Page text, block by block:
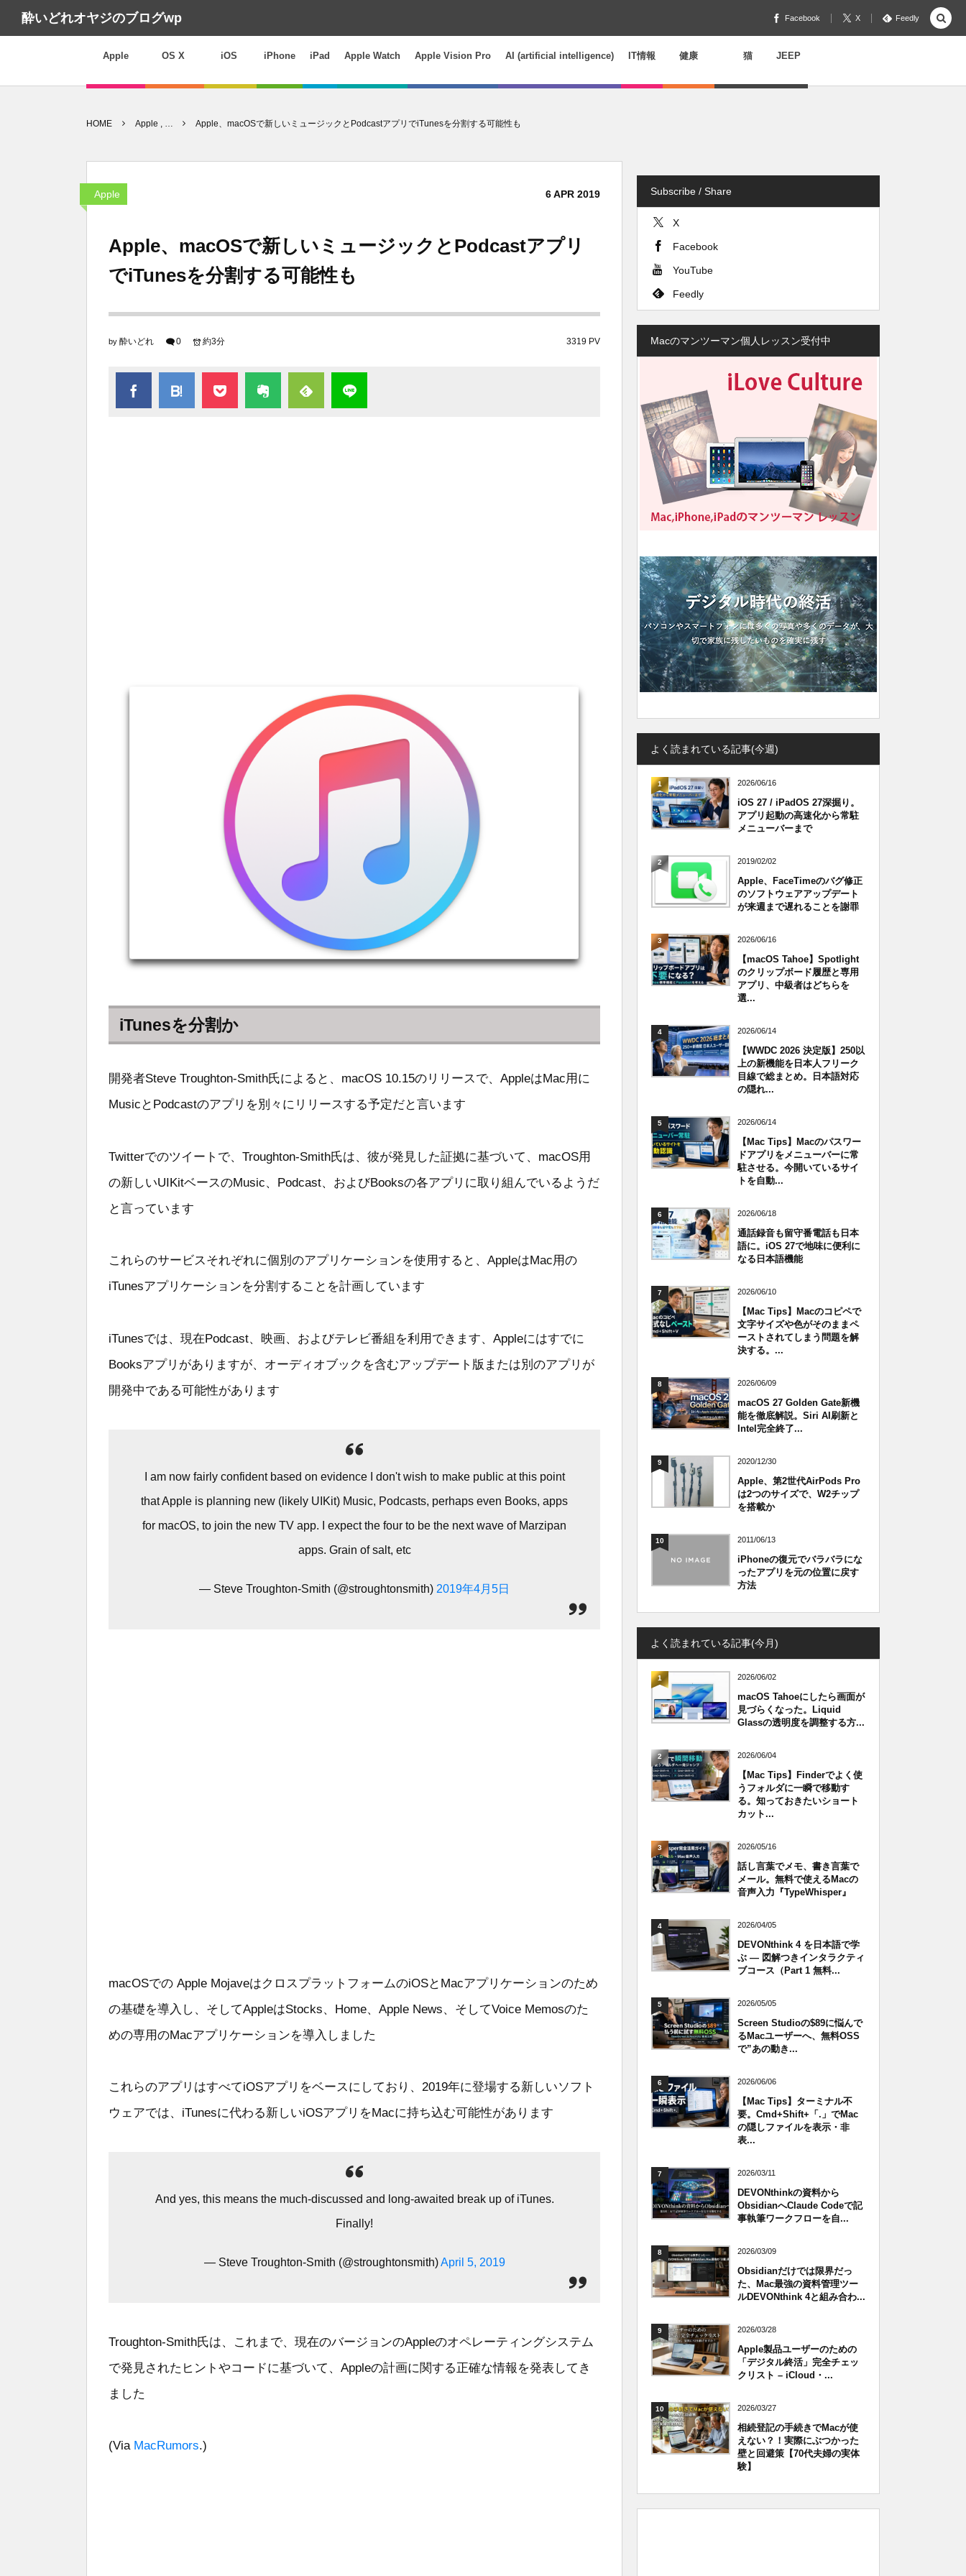
酔いどれオヤジのブログwp Facebook X Feedly
Apple OS X iOS iPhone iPad Apple Watch Apple Vision Pro AI (artificial intelligence) IT情報 健康 猫 JEEP
HOME Apple , … Apple、macOSで新しいミュージックとPodcastアプリでiTunesを分割する可能性も
Apple 6APR 2019
Apple、macOSで新しいミュージックとPodcastアプリ
でiTunesを分割する可能性も
by 酔いどれ 0 3319 PV
約3分
iTunesを分割か
開発者Steve Troughton-Smith氏によると、macOS 10.15のリリースで、AppleはMac用に
MusicとPodcastのアプリを別々にリリースする予定だと言います
Twitterでのツイートで、Troughton-Smith氏は、彼が発見した証拠に基づいて、macOS用
の新しいUIKitベースのMusic、Podcast、およびBooksの各アプリに取り組んでいるようだ
と言っています
これらのサービスそれぞれに個別のアプリケーションを使用すると、AppleはMac用の
iTunesアプリケーションを分割することを計画しています
iTunesでは、現在Podcast、映画、およびテレビ番組を利用できます、Appleにはすでに
Booksアプリがありますが、オーディオブックを含むアップデート版または別のアプリが
開発中である可能性があります
I am now fairly confident based on evidence I don't wish to make public at this point
that Apple is planning new (likely UIKit) Music, Podcasts, perhaps even Books, apps
for macOS, to join the new TV app. I expect the four to be the next wave of Marzipan
apps. Grain of salt, etc
— Steve Troughton-Smith (@stroughtonsmith) 2019年4月5日
macOSでの Apple MojaveはクロスプラットフォームのiOSとMacアプリケーションのため
の基礎を導入し、そしてAppleはStocks、Home、Apple News、そしてVoice Memosのた
めの専用のMacアプリケーションを導入しました
これらのアプリはすべてiOSアプリをベースにしており、2019年に登場する新しいソフト
ウェアでは、iTunesに代わる新しいiOSアプリをMacに持ち込む可能性があります
And yes, this means the much-discussed and long-awaited break up of iTunes.
Finally!
— Steve Troughton-Smith (@stroughtonsmith)April 5, 2019
Troughton-Smith氏は、これまで、現在のバージョンのAppleのオペレーティングシステム
で発見されたヒントやコードに基づいて、Appleの計画に関する正確な情報を発表してき
ました
(Via MacRumors.)
Subscribe / Share
X
Facebook
YouTube
Feedly
Macのマンツーマン個人レッスン受付中
よく読まれている記事(今週)
1 2026/06/16
iOS 27 / iPadOS 27深掘り。
アプリ起動の高速化から常駐
メニューバーまで
2 2019/02/02
Apple、FaceTimeのバグ修正
のソフトウェアアップデート
が来週まで遅れることを謝罪
3 2026/06/16
【macOS Tahoe】Spotlight
のクリップボード履歴と専用
アプリ、中級者はどちらを
選...
4 2026/06/14
【WWDC 2026 決定版】250以
上の新機能を日本人フリーク
目線で総まとめ。日本語対応
の隠れ...
5 2026/06/14
【Mac Tips】Macのパスワー
ドアプリをメニューバーに常
駐させる。今開いているサイ
トを自動...
6 2026/06/18
通話録音も留守番電話も日本
語に。iOS 27で地味に便利に
なる日本語機能
7 2026/06/10
【Mac Tips】Macのコピペで
文字サイズや色がそのままペ
ーストされてしまう問題を解
決する。...
8 2026/06/09
macOS 27 Golden Gate新機
能を徹底解説。Siri AI刷新と
Intel完全終了...
9 2020/12/30
Apple、第2世代AirPods Pro
は2つのサイズで、W2チップ
を搭載か
10 2011/06/13
iPhoneの復元でバラバラにな
ったアプリを元の位置に戻す
方法
よく読まれている記事(今月)
1 2026/06/02
macOS Tahoeにしたら画面が
見づらくなった。Liquid
Glassの透明度を調整する方...
2 2026/06/04
【Mac Tips】Finderでよく使
うフォルダに一瞬で移動す
る。知っておきたいショート
カット...
3 2026/05/16
話し言葉でメモ、書き言葉で
メール。無料で使えるMacの
音声入力『TypeWhisper』
4 2026/04/05
DEVONthink 4 を日本語で学
ぶ — 図解つきインタラクティ
ブコース（Part 1 無料...
5 2026/05/05
Screen Studioの$89に悩んで
るMacユーザーへ、無料OSS
で”あの動き...
6 2026/06/06
【Mac Tips】ターミナル不
要。Cmd+Shift+「.」でMac
の隠しファイルを表示・非
表...
7 2026/03/11
DEVONthinkの資料から
ObsidianへClaude Codeで記
事執筆ワークフローを自...
8 2026/03/09
Obsidianだけでは限界だっ
た、Mac最強の資料管理ツー
ルDEVONthink 4と組み合わ...
9 2026/03/28
Apple製品ユーザーのための
「デジタル終活」完全チェッ
クリスト – iCloud・...
10 2026/03/27
相続登記の手続きでMacが使
えない？！実際にぶつかった
壁と回避策【70代夫婦の実体
験】